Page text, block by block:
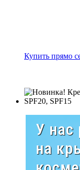
Купить прямо
У нас
на